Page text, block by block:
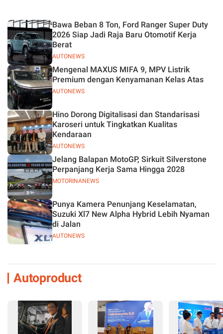
AUTONEWS
Bawa Beban 8 Ton, Ford Ranger Super Duty
2026 Siap Jadi Raja Baru Otomotif Kerja
Berat
AUTONEWS
Mengenal MAXUS MIFA 9, MPV Listrik
Premium dengan Kenyamanan Kelas Atas
AUTONEWS
Hino Dorong Digitalisasi dan Standarisasi
Karoseri untuk Tingkatkan Kualitas
Kendaraan
MOTORINANEWS
Jelang Balapan MotoGP, Sirkuit Silverstone
Perpanjang Kerja Sama Hingga 2028
AUTONEWS
Punya Kamera Penunjang Keselamatan,
Suzuki Xl7 New Alpha Hybrid Lebih Nyaman
di Jalan
Autoproduct